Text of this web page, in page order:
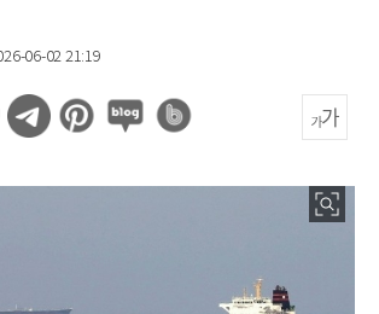
06-02 21:19